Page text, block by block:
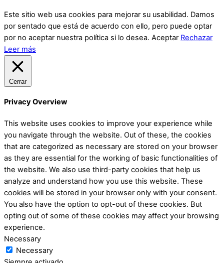
Este sitio web usa cookies para mejorar su usabilidad. Damos
por sentado que está de acuerdo con ello, pero puede optar
por no aceptar nuestra política si lo desea. Aceptar Rechazar
Leer más
Cerrar
Privacy Overview
This website uses cookies to improve your experience while
you navigate through the website. Out of these, the cookies
that are categorized as necessary are stored on your browser
as they are essential for the working of basic functionalities of
the website. We also use third-party cookies that help us
analyze and understand how you use this website. These
cookies will be stored in your browser only with your consent.
You also have the option to opt-out of these cookies. But
opting out of some of these cookies may affect your browsing
experience.
Necessary
Necessary